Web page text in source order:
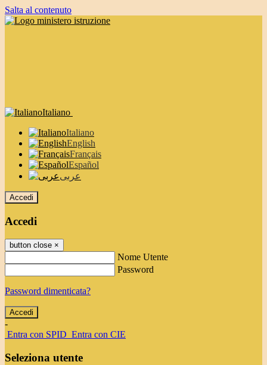
Salta al contenuto
Italiano
Italiano
English
Français
Español
عربى
Accedi
Accedi
button close ×
Nome Utente
Password
Password dimenticata?
-
Entra con SPID Entra con CIE
Seleziona utente